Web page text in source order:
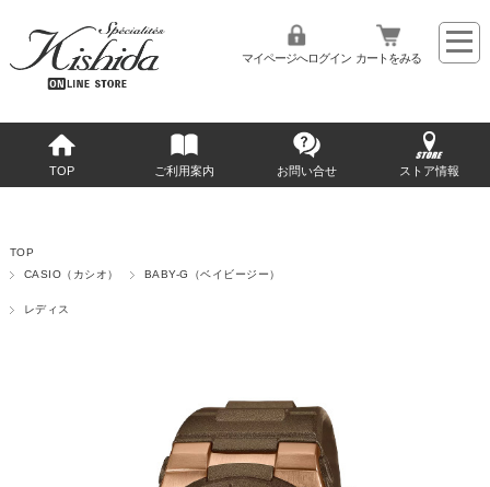
マイページへログイン カートをみる
TOP ご利用案内 お問い合せ ストア情報
TOP
CASIO（カシオ）
BABY-G（ベイビージー）
レディス